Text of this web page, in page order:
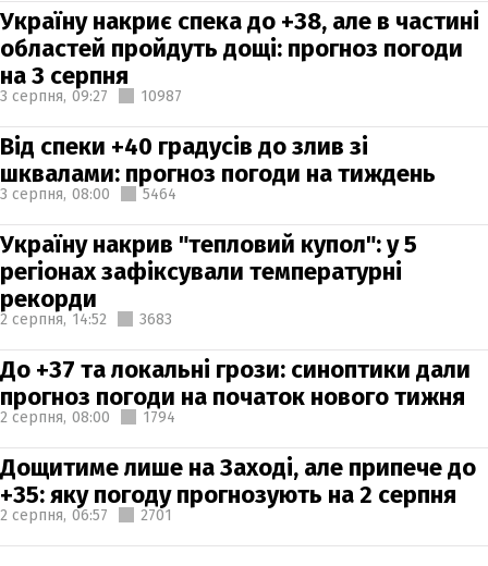
Україну накриє спека до +38, але в частині
областей пройдуть дощі: прогноз погоди
на 3 серпня
3 серпня, 09:27 10987
Від спеки +40 градусів до злив зі
шквалами: прогноз погоди на тиждень
3 серпня, 08:00 5464
Україну накрив "тепловий купол": у 5
регіонах зафіксували температурні
рекорди
2 серпня, 14:52 3683
До +37 та локальні грози: синоптики дали
прогноз погоди на початок нового тижня
2 серпня, 08:00 1794
Дощитиме лише на Заході, але припече до
+35: яку погоду прогнозують на 2 серпня
2 серпня, 06:57 2701